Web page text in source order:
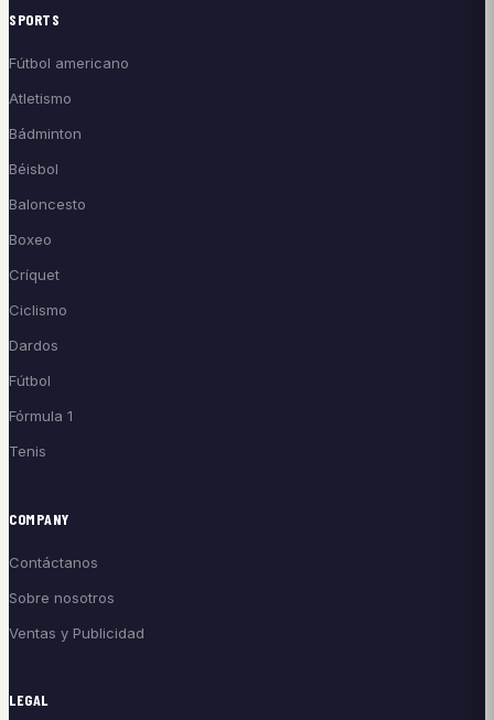
SPORTS
Fútbol americano
Atletismo
Bádminton
Béisbol
Baloncesto
Boxeo
Críquet
Ciclismo
Dardos
Fútbol
Fórmula 1
Tenis
COMPANY
Contáctanos
Sobre nosotros
Ventas y Publicidad
LEGAL